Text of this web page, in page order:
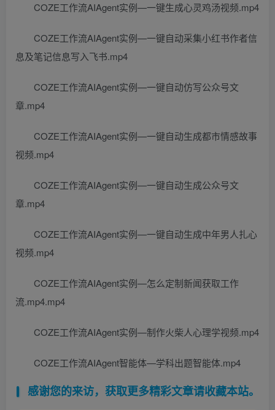
COZE工作流AIAgent实例—一键生成心灵鸡汤视频.mp4
COZE工作流AIAgent实例—一键自动采集小红书作者信
息及笔记信息写入飞书.mp4
COZE工作流AIAgent实例—一键自动仿写公众号文
章.mp4
COZE工作流AIAgent实例—一键自动生成都市情感故事
视频.mp4
COZE工作流AIAgent实例—一键自动生成公众号文
章.mp4
COZE工作流AIAgent实例—一键自动生成中年男人扎心
视频.mp4
COZE工作流AIAgent实例—怎么定制新闻获取工作
流.mp4.mp4
COZE工作流AIAgent实例—制作火柴人心理学视频.mp4
COZE工作流AIAgent智能体—学科出题智能体.mp4
感谢您的来访，获取更多精彩文章请收藏本站。